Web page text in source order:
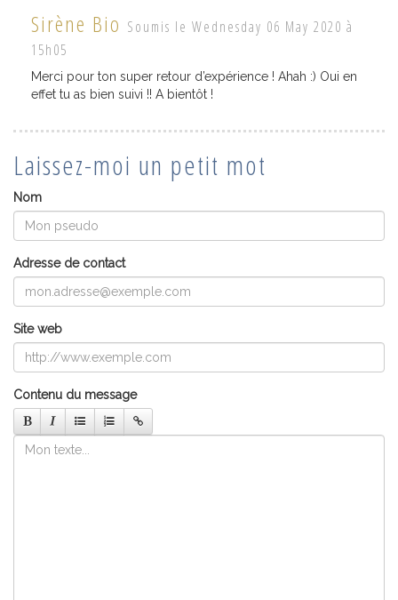
Sirène Bio Soumis le Wednesday 06 May 2020 à
15h05
Merci pour ton super retour d’expérience ! Ahah :) Oui en
effet tu as bien suivi !! A bientôt !
Laissez-moi un petit mot
Nom
Adresse de contact
Site web
Contenu du message